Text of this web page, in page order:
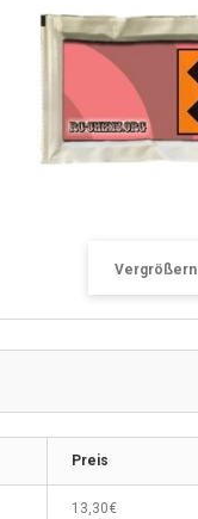
Vergrößern
Preis
13,30€